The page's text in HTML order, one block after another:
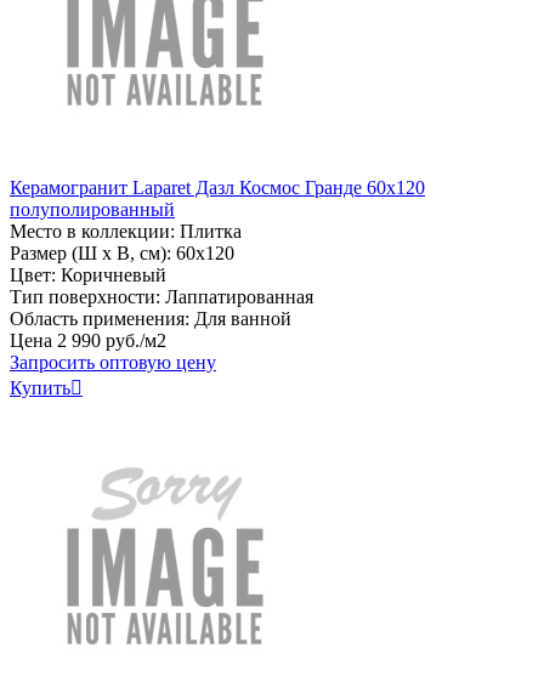
Керамогранит Laparet Дазл Космос Гранде 60х120
полуполированный
Место в коллекции: Плитка
Размер (Ш х В, см): 60х120
Цвет: Коричневый
Тип поверхности: Лаппатированная
Область применения: Для ванной
Цена 2 990 руб./м2
Запросить оптовую цену
Купить